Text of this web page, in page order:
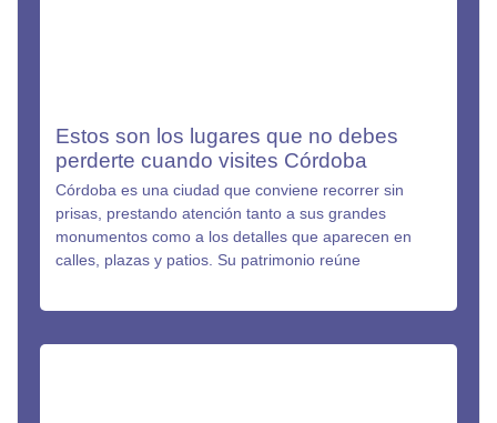
Estos son los lugares que no debes
perderte cuando visites Córdoba
Córdoba es una ciudad que conviene recorrer sin
prisas, prestando atención tanto a sus grandes
monumentos como a los detalles que aparecen en
calles, plazas y patios. Su patrimonio reúne